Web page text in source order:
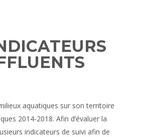
aquatiques sur son territoire
2014-2018. Afin d’évaluer la
indicateurs de suivi afin de